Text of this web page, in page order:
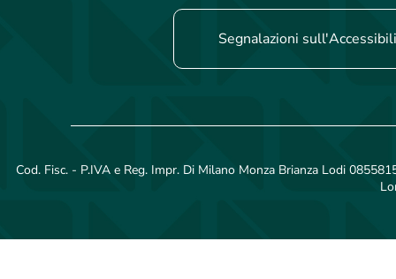
Segnalazioni
Cod. Fisc. - P.IVA e Reg. Impr. Di Milano Monza Brianza Lodi